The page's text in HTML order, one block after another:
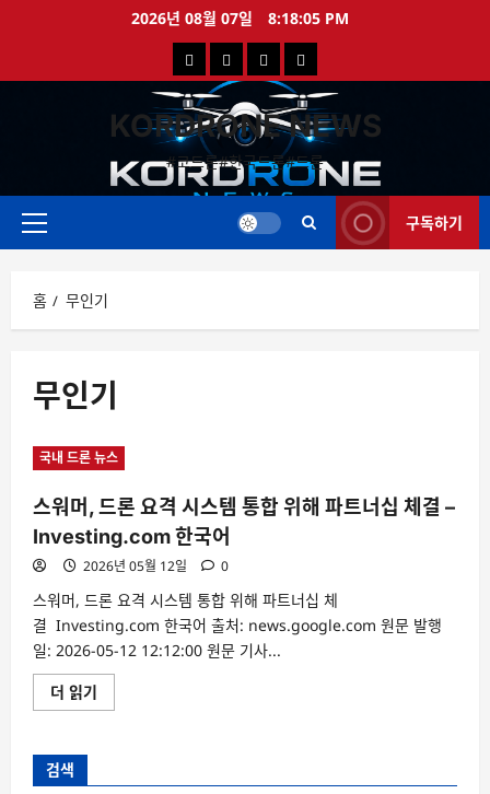
로
2026년 08월 07일 8:18:05 PM
국
내
드
론
뉴
해
외
드
론
뉴
드
영
상
드
론
특
가
KORDRONE NEWS
#코드론#한국드론#드론
주
구독하기
홈 무인기
무인기
국내 드론 뉴스
스워머, 드론 요격 시스템 통합 위해 파트너십 체결 –
Investing.com 한국어
2026년 05월 12일 0
스워머, 드론 요격 시스템 통합 위해 파트너십 체
결 Investing.com 한국어 출처: news.google.com 원문 발행
일: 2026-05-12 12:12:00 원문 기사...
더 읽기
워
격
검색